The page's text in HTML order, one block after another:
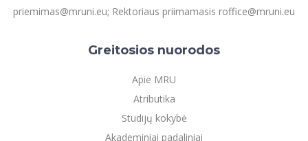
priemimas@mruni.eu; Rektoriaus priimamasis roffice@mruni.eu
Greitosios nuorodos
Apie MRU
Atributika
Studijų kokybė
Akademiniai padaliniai